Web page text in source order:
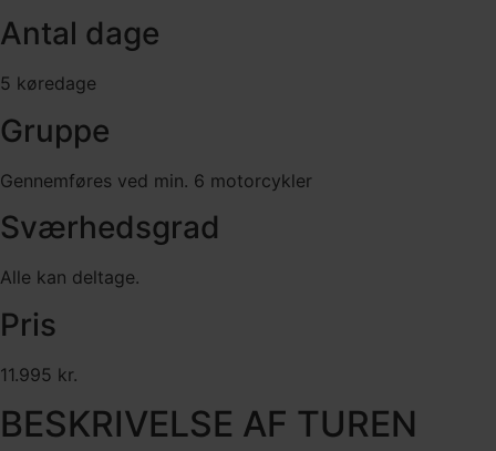
Antal dage
5 køredage
Gruppe
Gennemføres ved min. 6 motorcykler
Sværhedsgrad
Alle kan deltage.
Pris
11.995 kr.
BESKRIVELSE AF TUREN